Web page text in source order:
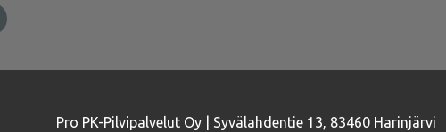
Pro PK-Pilvipalvelut Oy | Syvälahdentie 13, 83460 Harinjärvi